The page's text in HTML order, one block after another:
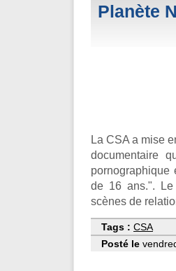
Planète
La CSA a mise
documentaire
pornographique
de 16 ans.".
scènes de
Tags : CSA
Posté le